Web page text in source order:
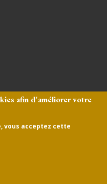
afin d'améliorer votre
vous acceptez cette